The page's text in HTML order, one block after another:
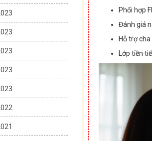
Phối hợp
Đánh giá
Hỗ trợ
Lớp tiền